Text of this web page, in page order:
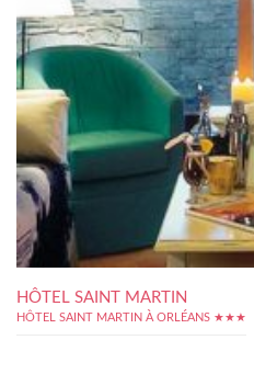
HÔTEL SAINT MARTIN
HÔTEL SAINT MARTIN À ORLÉANS ★★★